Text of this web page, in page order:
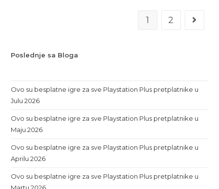
1 2
Poslednje sa Bloga
Ovo su besplatne igre za sve Playstation Plus pretplatnike u
Julu 2026
Ovo su besplatne igre za sve Playstation Plus pretplatnike u
Maju 2026
Ovo su besplatne igre za sve Playstation Plus pretplatnike u
Aprilu 2026
Ovo su besplatne igre za sve Playstation Plus pretplatnike u
Martu 2026